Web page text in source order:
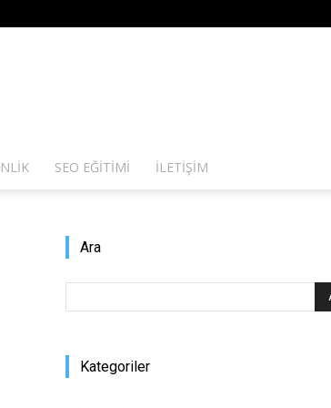
SEO EĞITIMI İLETIŞIM
Ara
Kategoriler